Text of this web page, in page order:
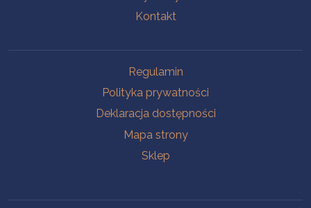
Kontakt
Regulamin
Polityka prywatności
Deklaracja dostępności
Mapa strony
Sklep